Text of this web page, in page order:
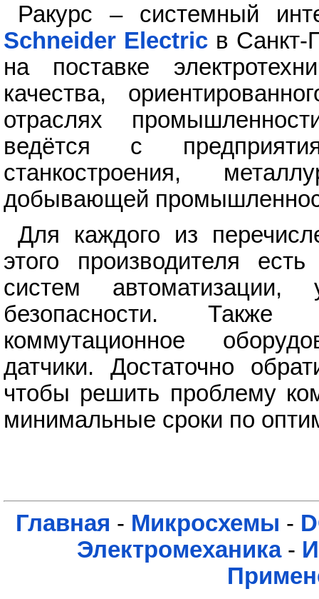
Ракурс – системный
Schneider Electric в Санкт-
на поставке
качества,
отраслях
ведётся с
станкостроения,
добывающей
Для каждого из
этого производителя
систем автоматизации,
безопасности. Также
коммутационное
датчики. Достаточно
чтобы решить проблему
минимальные сроки по
Главная - Микросхемы -
Электромеханика-